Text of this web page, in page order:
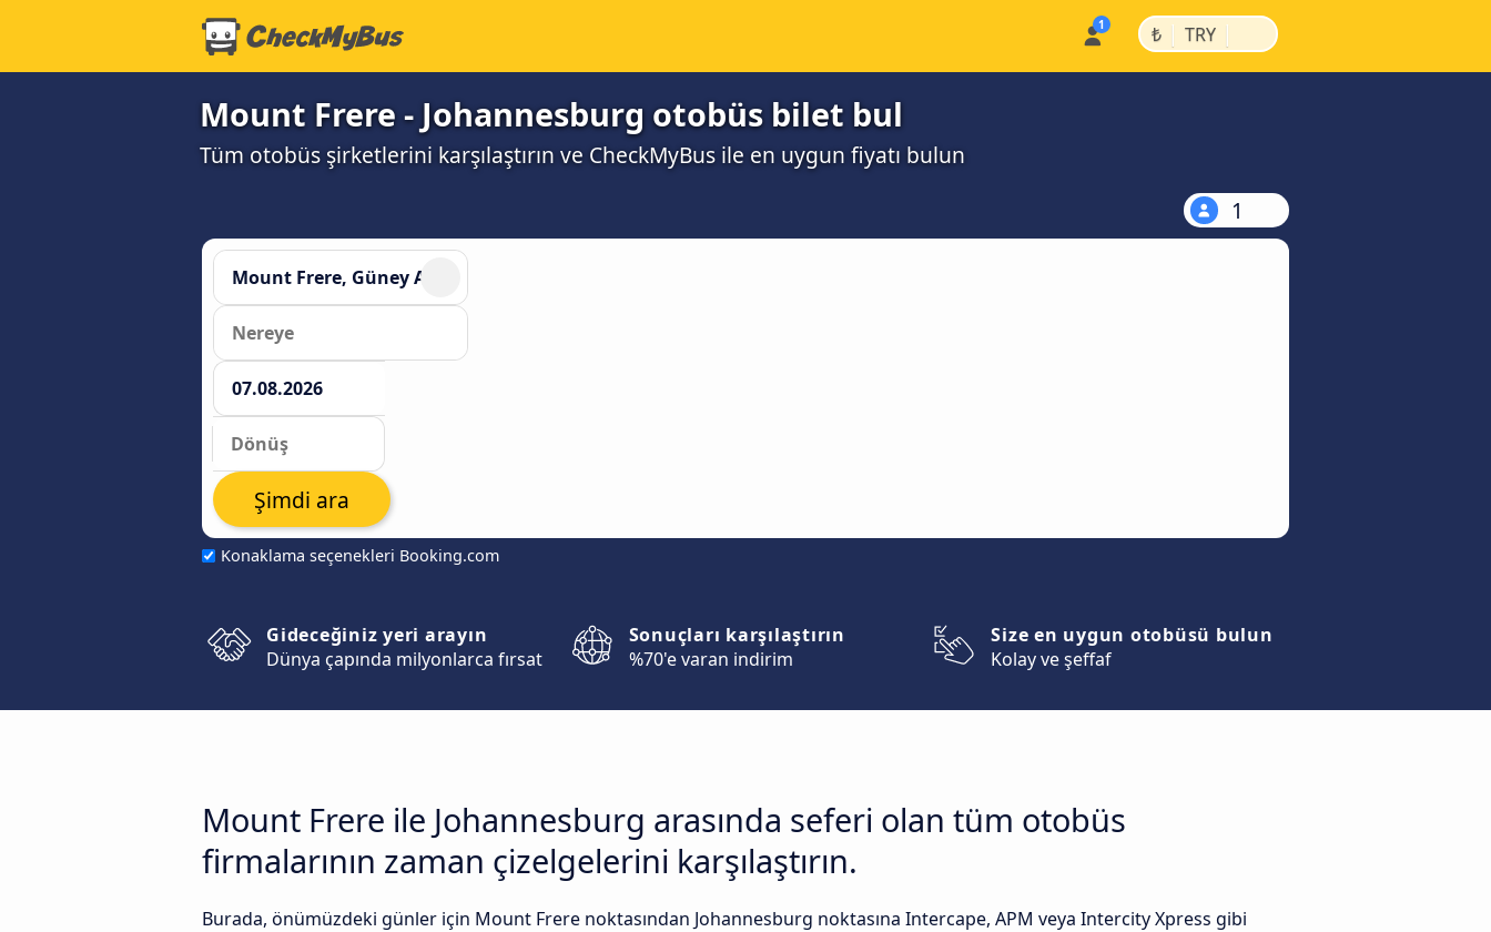
₺ | TRY |
Mount Frere - Johannesburg otobüs bilet bul
Tüm otobüs şirketlerini karşılaştırın ve CheckMyBus ile en uygun fiyatı bulun
1
Konaklama seçenekleri Booking.com
Şimdi ara
Gideceğiniz yeri arayın
Dünya çapında milyonlarca fırsat
Sonuçları karşılaştırın
%70'e varan indirim
Size en uygun otobüsü bulun
Kolay ve şeffaf
Mount Frere ile Johannesburg arasında seferi olan tüm otobüs
firmalarının zaman çizelgelerini karşılaştırın.
Burada, önümüzdeki günler için Mount Frere noktasından Johannesburg noktasına Intercape, APM veya Intercity Xpress gibi